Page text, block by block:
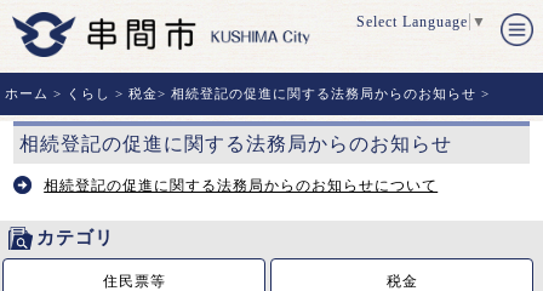
Select Language ▼
ホーム > くらし >税金>相続登記の促進に関する法務局からのお知らせ >
相続登記の促進に関する法務局からのお知らせ
相続登記の促進に関する法務局からのお知らせについて
カテゴリ
住民票等 税金